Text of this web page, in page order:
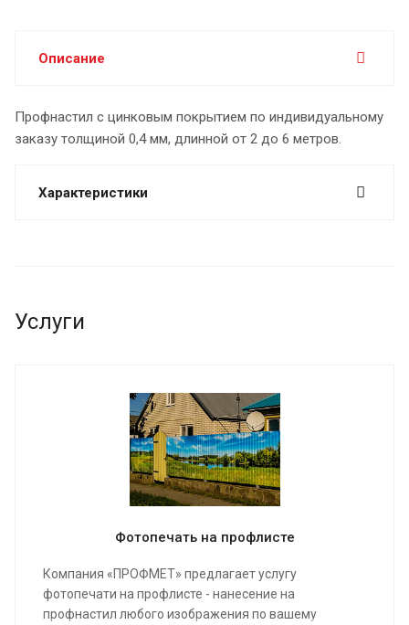
Описание
Профнастил с цинковым покрытием по индивидуальному
заказу толщиной 0,4 мм, длинной от 2 до 6 метров.
Характеристики
Услуги
Фотопечать на профлисте
Компания «ПРОФМЕТ» предлагает услугу
фотопечати на профлисте - нанесение на
профнастил любого изображения по вашему